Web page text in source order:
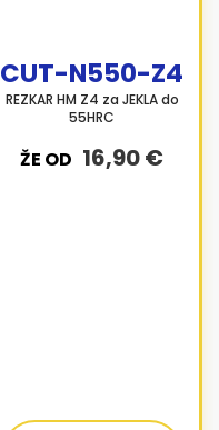
CUT-N550-Z4
REZKAR HM Z4 za JEKLA do
55HRC
ŽE OD 16,90 €